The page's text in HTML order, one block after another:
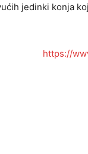
jedinki konja
https://